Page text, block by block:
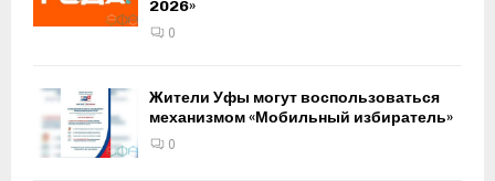
2026»
0
Жители Уфы могут воспользоваться
механизмом «Мобильный избиратель»
0